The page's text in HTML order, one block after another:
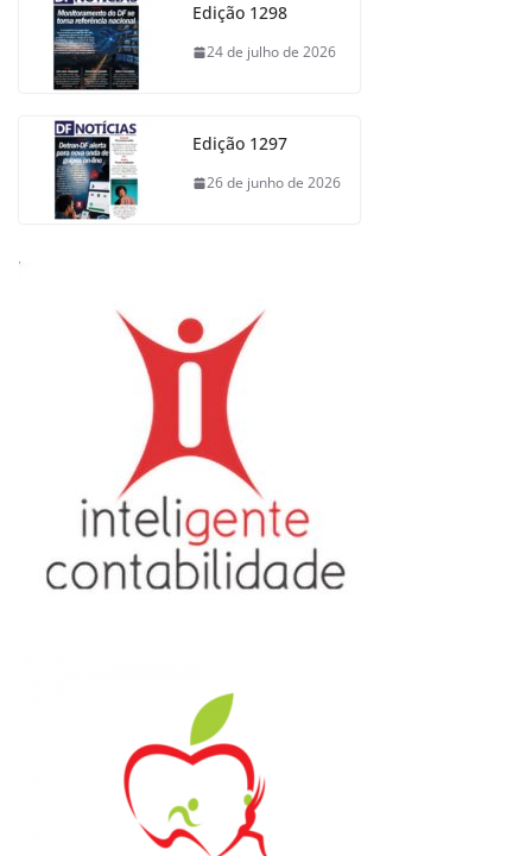
Edição 1298
24 de julho de 2026
Edição 1297
26 de junho de 2026